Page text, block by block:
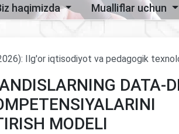
haqimizda Mualliflar uchun
Ilg'or iqtisodiyot va pedagogik
DATA-
MODELI